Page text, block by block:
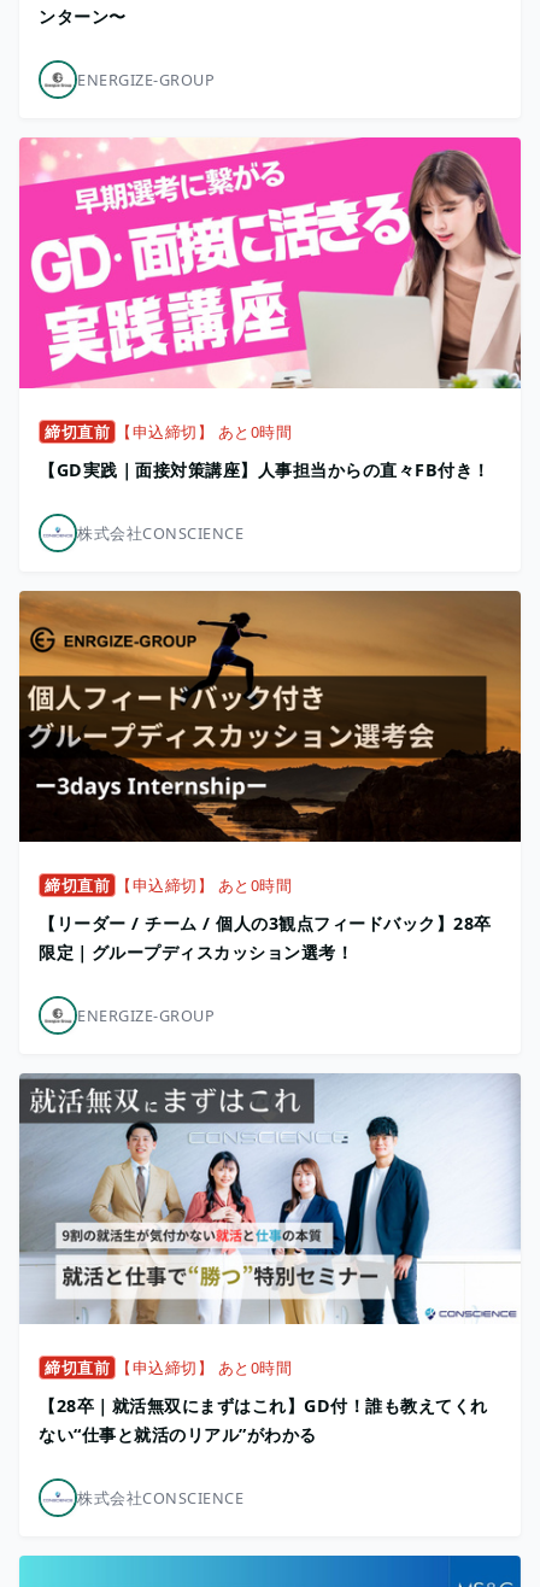
ンターン〜
ENERGIZE-GROUP
締切直前 【申込締切】 あと0時間
【GD実践｜面接対策講座】人事担当からの直々FB付き！
株式会社CONSCIENCE
締切直前 【申込締切】 あと0時間
【リーダー / チーム / 個人の3観点フィードバック】28卒
限定｜グループディスカッション選考！
ENERGIZE-GROUP
締切直前 【申込締切】 あと0時間
【28卒｜就活無双にまずはこれ】GD付！誰も教えてくれ
ない“仕事と就活のリアル”がわかる
株式会社CONSCIENCE